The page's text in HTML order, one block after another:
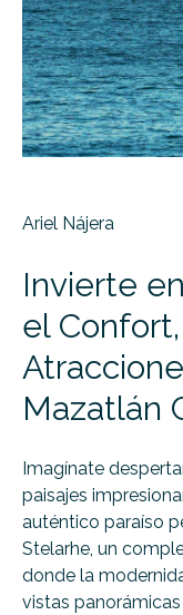
Ariel Nájera
Invierte
el
Mazatlán
Imagínate
paisajes
auténtico paraíso
Stelarhe, un
donde la
vistas